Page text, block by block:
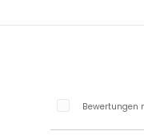
Bewertungen